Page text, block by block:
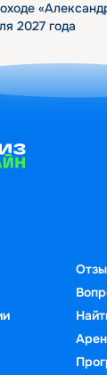
2027 года